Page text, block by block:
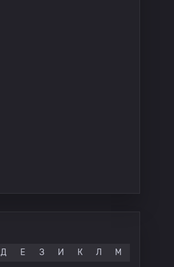
Д Е З И К Л М